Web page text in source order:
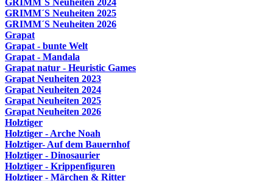
GRIMM´S Neuheiten 2024
GRIMM´S Neuheiten 2025
GRIMM´S Neuheiten 2026
Grapat
Grapat - bunte Welt
Grapat - Mandala
Grapat natur - Heuristic Games
Grapat Neuheiten 2023
Grapat Neuheiten 2024
Grapat Neuheiten 2025
Grapat Neuheiten 2026
Holztiger
Holztiger - Arche Noah
Holztiger- Auf dem Bauernhof
Holztiger - Dinosaurier
Holztiger - Krippenfiguren
Holztiger - Märchen & Ritter